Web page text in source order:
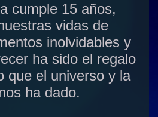
cumple 15 años,
vidas de
inolvidables y
ha sido el regalo
que el universo y la
ha dado.